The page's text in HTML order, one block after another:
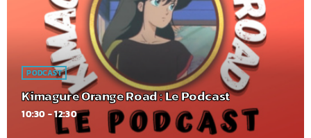
PODCAST
Kimagure Orange Road : Le Podcast
10:30 - 12:30